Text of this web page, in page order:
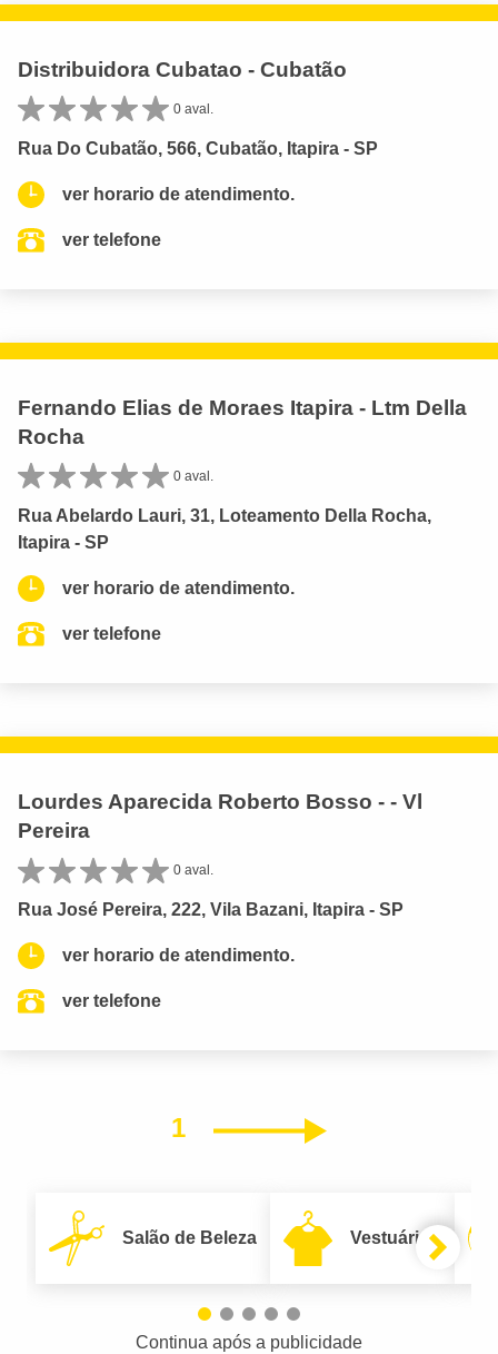
Distribuidora Cubatao - Cubatão
0 aval.
Rua Do Cubatão, 566, Cubatão, Itapira - SP
ver horario de atendimento.
ver telefone
Fernando Elias de Moraes Itapira - Ltm Della
Rocha
0 aval.
Rua Abelardo Lauri, 31, Loteamento Della Rocha,
Itapira - SP
ver horario de atendimento.
ver telefone
Lourdes Aparecida Roberto Bosso - - Vl
Pereira
0 aval.
Rua José Pereira, 222, Vila Bazani, Itapira - SP
ver horario de atendimento.
ver telefone
1 Próximo
Salão de Beleza Vestuário
Continua após a publicidade